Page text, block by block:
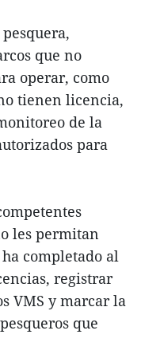
que no
operar, como
tienen licencia,
de la
para
les permitan
completado al
registrar
VMS y marcar la
que